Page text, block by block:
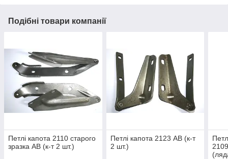
Подібні товари компанії
Петлі капота 2110 старого
зразка АВ (к-т 2 шт.)
Петлі капота 2123 АВ (к-т
2 шт.)